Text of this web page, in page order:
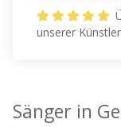
unserer Künstler
Sänger in